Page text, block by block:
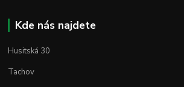
Kde nás najdete
Husitská 30
Tachov